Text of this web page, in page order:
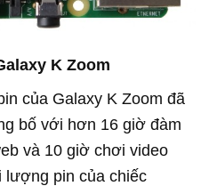
K Zoom
của Galaxy K Zoom đã
bố với hơn 16 giờ đàm
và 10 giờ chơi video
lượng pin của chiếc